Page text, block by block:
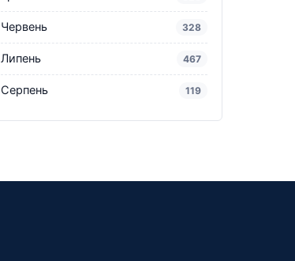
Червень 328
Липень 467
Серпень 119